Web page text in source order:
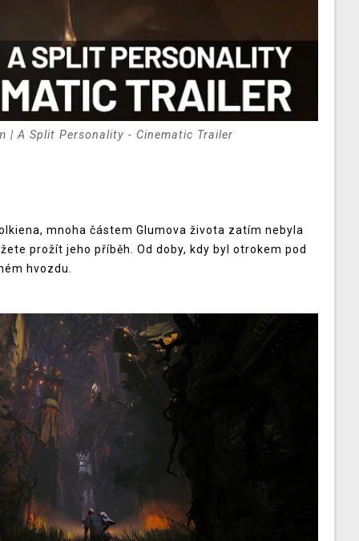
| A Split Personality - Cinematic Trailer
mnoha částem Glumova života zatím nebyla
prožít jeho příběh. Od doby, kdy byl otrokem pod
hvozdu.